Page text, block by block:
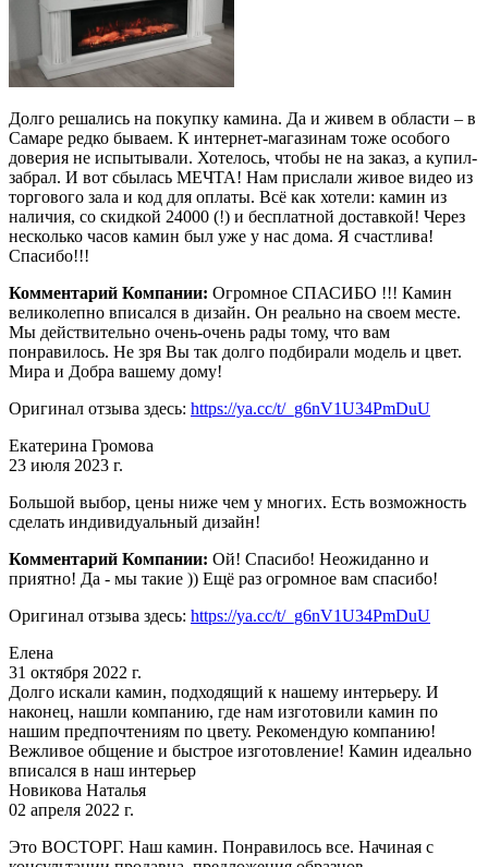
Долго решались на покупку камина. Да и живем в области – в
Самаре редко бываем. К интернет-магазинам тоже особого
доверия не испытывали. Хотелось, чтобы не на заказ, а купил-
забрал. И вот сбылась МЕЧТА! Нам прислали живое видео из
торгового зала и код для оплаты. Всё как хотели: камин из
наличия, со скидкой 24000 (!) и бесплатной доставкой! Через
несколько часов камин был уже у нас дома. Я счастлива!
Спасибо!!!
Комментарий Компании: Огромное СПАСИБО !!! Камин
великолепно вписался в дизайн. Он реально на своем месте.
Мы действительно очень-очень рады тому, что вам
понравилось. Не зря Вы так долго подбирали модель и цвет.
Мира и Добра вашему дому!
Оригинал отзыва здесь: https://ya.cc/t/_g6nV1U34PmDuU
Екатерина Громова
23 июля 2023 г.
Большой выбор, цены ниже чем у многих. Есть возможность
сделать индивидуальный дизайн!
Комментарий Компании: Ой! Спасибо! Неожиданно и
приятно! Да - мы такие )) Ещё раз огромное вам спасибо!
Оригинал отзыва здесь: https://ya.cc/t/_g6nV1U34PmDuU
Елена
31 октября 2022 г.
Долго искали камин, подходящий к нашему интерьеру. И
наконец, нашли компанию, где нам изготовили камин по
нашим предпочтениям по цвету. Рекомендую компанию!
Вежливое общение и быстрое изготовление! Камин идеально
вписался в наш интерьер
Новикова Наталья
02 апреля 2022 г.
Это ВОСТОРГ. Наш камин. Понравилось все. Начиная с